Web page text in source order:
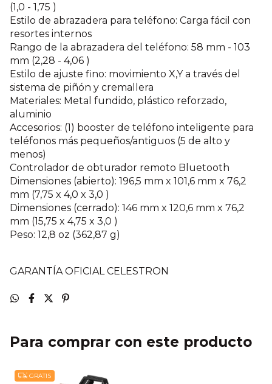
(1,0 - 1,75 )
Estilo de abrazadera para teléfono: Carga fácil con
resortes internos
Rango de la abrazadera del teléfono: 58 mm - 103
mm (2,28 - 4,06 )
Estilo de ajuste fino: movimiento X,Y a través del
sistema de piñón y cremallera
Materiales: Metal fundido, plástico reforzado,
aluminio
Accesorios: (1) booster de teléfono inteligente para
teléfonos más pequeños/antiguos (5 de alto y
menos)
Controlador de obturador remoto Bluetooth
Dimensiones (abierto): 196,5 mm x 101,6 mm x 76,2
mm (7,75 x 4,0 x 3,0 )
Dimensiones (cerrado): 146 mm x 120,6 mm x 76,2
mm (15,75 x 4,75 x 3,0 )
Peso: 12,8 oz (362,87 g)
GARANTÍA OFICIAL CELESTRON
Para comprar con este producto
GRATIS